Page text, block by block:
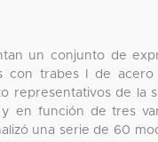
un conjunto de
con trabes I de
representativos de la
en función de tres
una serie de 60